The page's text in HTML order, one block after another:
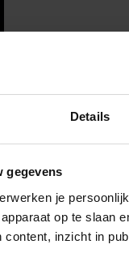
Details
gegevens
je
op te slaan
content, inzicht in